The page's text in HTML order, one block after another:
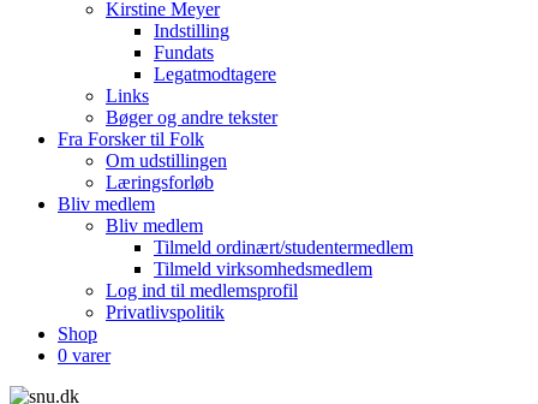
Kirstine Meyer
Indstilling
Fundats
Legatmodtagere
Links
Bøger og andre tekster
Fra Forsker til Folk
Om udstillingen
Læringsforløb
Bliv medlem
Bliv medlem
Tilmeld ordinært/studentermedlem
Tilmeld virksomhedsmedlem
Log ind til medlemsprofil
Privatlivspolitik
Shop
0 varer